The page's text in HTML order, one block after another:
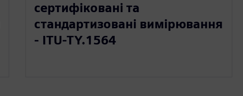
сертифіковані та
стандартизовані вимірювання
- ITU-TY.1564